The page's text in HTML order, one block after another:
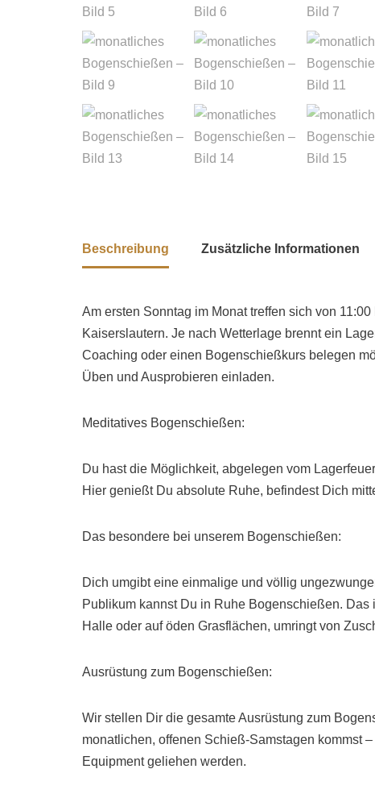
Beschreibung Zusätzliche Informationen
Am ersten Sonntag im Monat treffen sich von
Kaiserslautern. Je nach Wetterlage brennt ein
Coaching oder einen Bogenschießkurs belegen
Üben und Ausprobieren einladen.
Meditatives Bogenschießen:
Du hast die Möglichkeit, abgelegen vom
Hier genießt Du absolute Ruhe, befindest Dich
Das besondere bei unserem Bogenschießen:
Dich umgibt eine einmalige und völlig
Publikum kannst Du in Ruhe Bogenschießen.
Halle oder auf öden Grasflächen, umringt von
Ausrüstung zum Bogenschießen:
Wir stellen Dir die gesamte Ausrüstung zum
monatlichen, offenen Schieß-Samstagen kommst
Equipment geliehen werden.